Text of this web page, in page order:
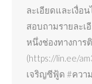
ละเอียดและเงื่อ
สอบถามรายละเ
หนึ่งช่องทางการ
(https://lin.ee/
เจริญซีฟู้ด #ควา